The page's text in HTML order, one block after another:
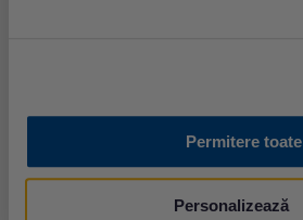
Permitere toate
Personalizează
Hemocultură anaerobă (cu
antibiogramă după caz)
Preț: 198.00 lei